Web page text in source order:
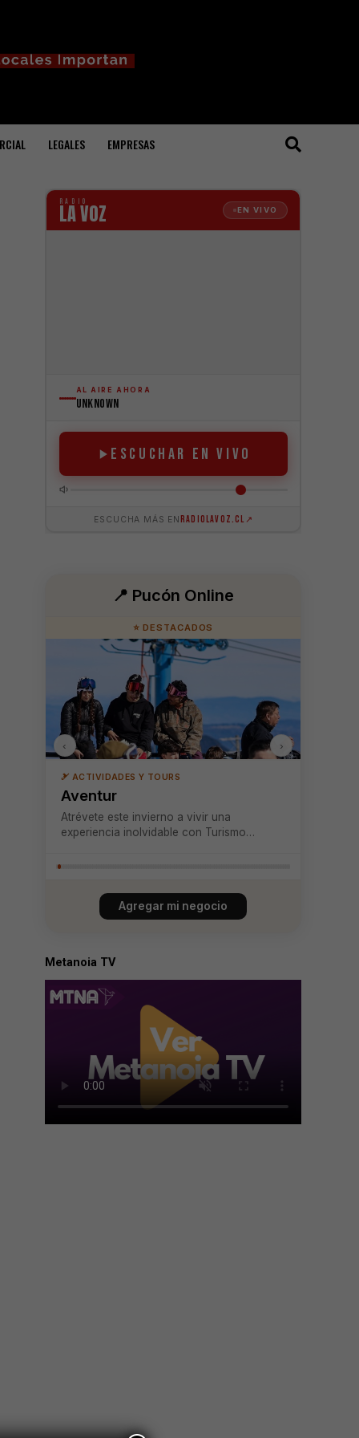
LEGALES EMPRESAS
📍 Pucón Online
⭐ DESTACADOS
Pucón Indómito
‹ ›
Agregar mi negocio
Metanoia TV